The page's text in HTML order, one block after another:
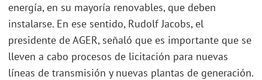
energía, en su mayoría renovables, que deben
instalarse. En ese sentido, Rudolf Jacobs, el
presidente de AGER, señaló que es importante que se
lleven a cabo procesos de licitación para nuevas
líneas de transmisión y nuevas plantas de generación.